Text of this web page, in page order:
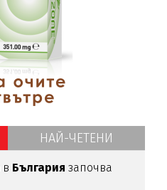
НАЙ-ЧЕТЕНИ
в Българиязапочва